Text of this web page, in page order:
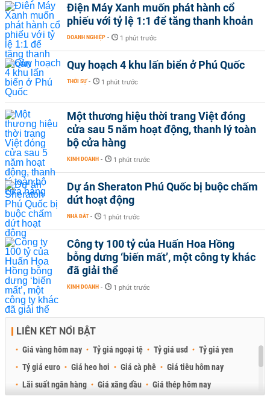
Điện Máy Xanh muốn phát hành cổ
phiếu với tỷ lệ 1:1 để tăng thanh khoản
DOANH NGHIỆP - 1 phút trước
Quy hoạch 4 khu lấn biển ở Phú Quốc
THỜI SỰ - 1 phút trước
Một thương hiệu thời trang Việt đóng
cửa sau 5 năm hoạt động, thanh lý toàn
bộ cửa hàng
KINH DOANH - 1 phút trước
Dự án Sheraton Phú Quốc bị buộc chấm
dứt hoạt động
NHÀ ĐẤT - 1 phút trước
Công ty 100 tỷ của Huấn Hoa Hồng
bỗng dưng ‘biến mất’, một công ty khác
đã giải thể
KINH DOANH - 1 phút trước
LIÊN KẾT NỔI BẬT
Giá vàng hôm nay Tỷ giá ngoại tệ Tỷ giá usd
Tỷ giá yen
Tỷ giá euro
Giá heo hơi Giá cà phê
Giá tiêu hôm nay
Lãi suất ngân hàng
Giá xăng dầu
Giá thép hôm nay